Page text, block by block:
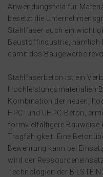
Anwendungsfeld für
besetzt die
Stahlfaser auch ein
Baustoffindustrie, nämlich
damit das Baugewerbe
Stahlfaserbeton ist ein
Hochleistungs­materialien
Kombination der neuen,
HPC- und UHPC-Beton,
formvielfältigere Bauweise
Tragfähigkeit. Eine
Bewehrung kann bei
wird der
Technologien der